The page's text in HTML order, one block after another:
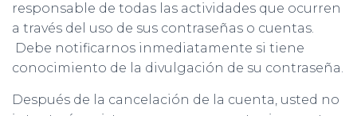
responsable de todas las actividades que ocurren
a través del uso de sus contraseñas o cuentas.
Debe notificarnos inmediatamente si tiene
conocimiento de la divulgación de su contraseña.
Después de la cancelación de la cuenta, usted no